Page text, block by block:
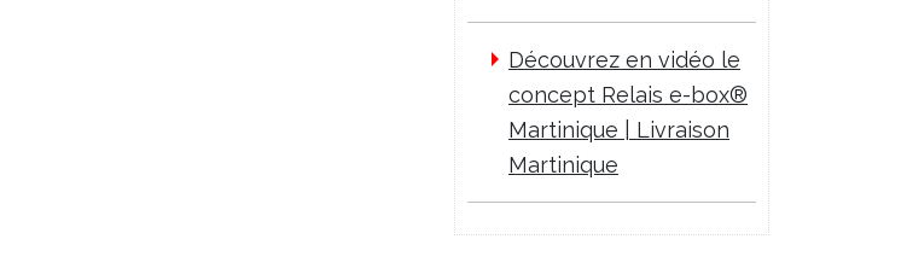
Découvrez en vidéo le
concept Relais e-box®
Martinique | Livraison
Martinique